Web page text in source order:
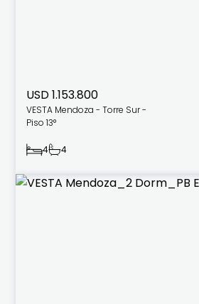
USD 1.153.800
VESTA Mendoza - Torre Sur -
Piso 13°
4 4